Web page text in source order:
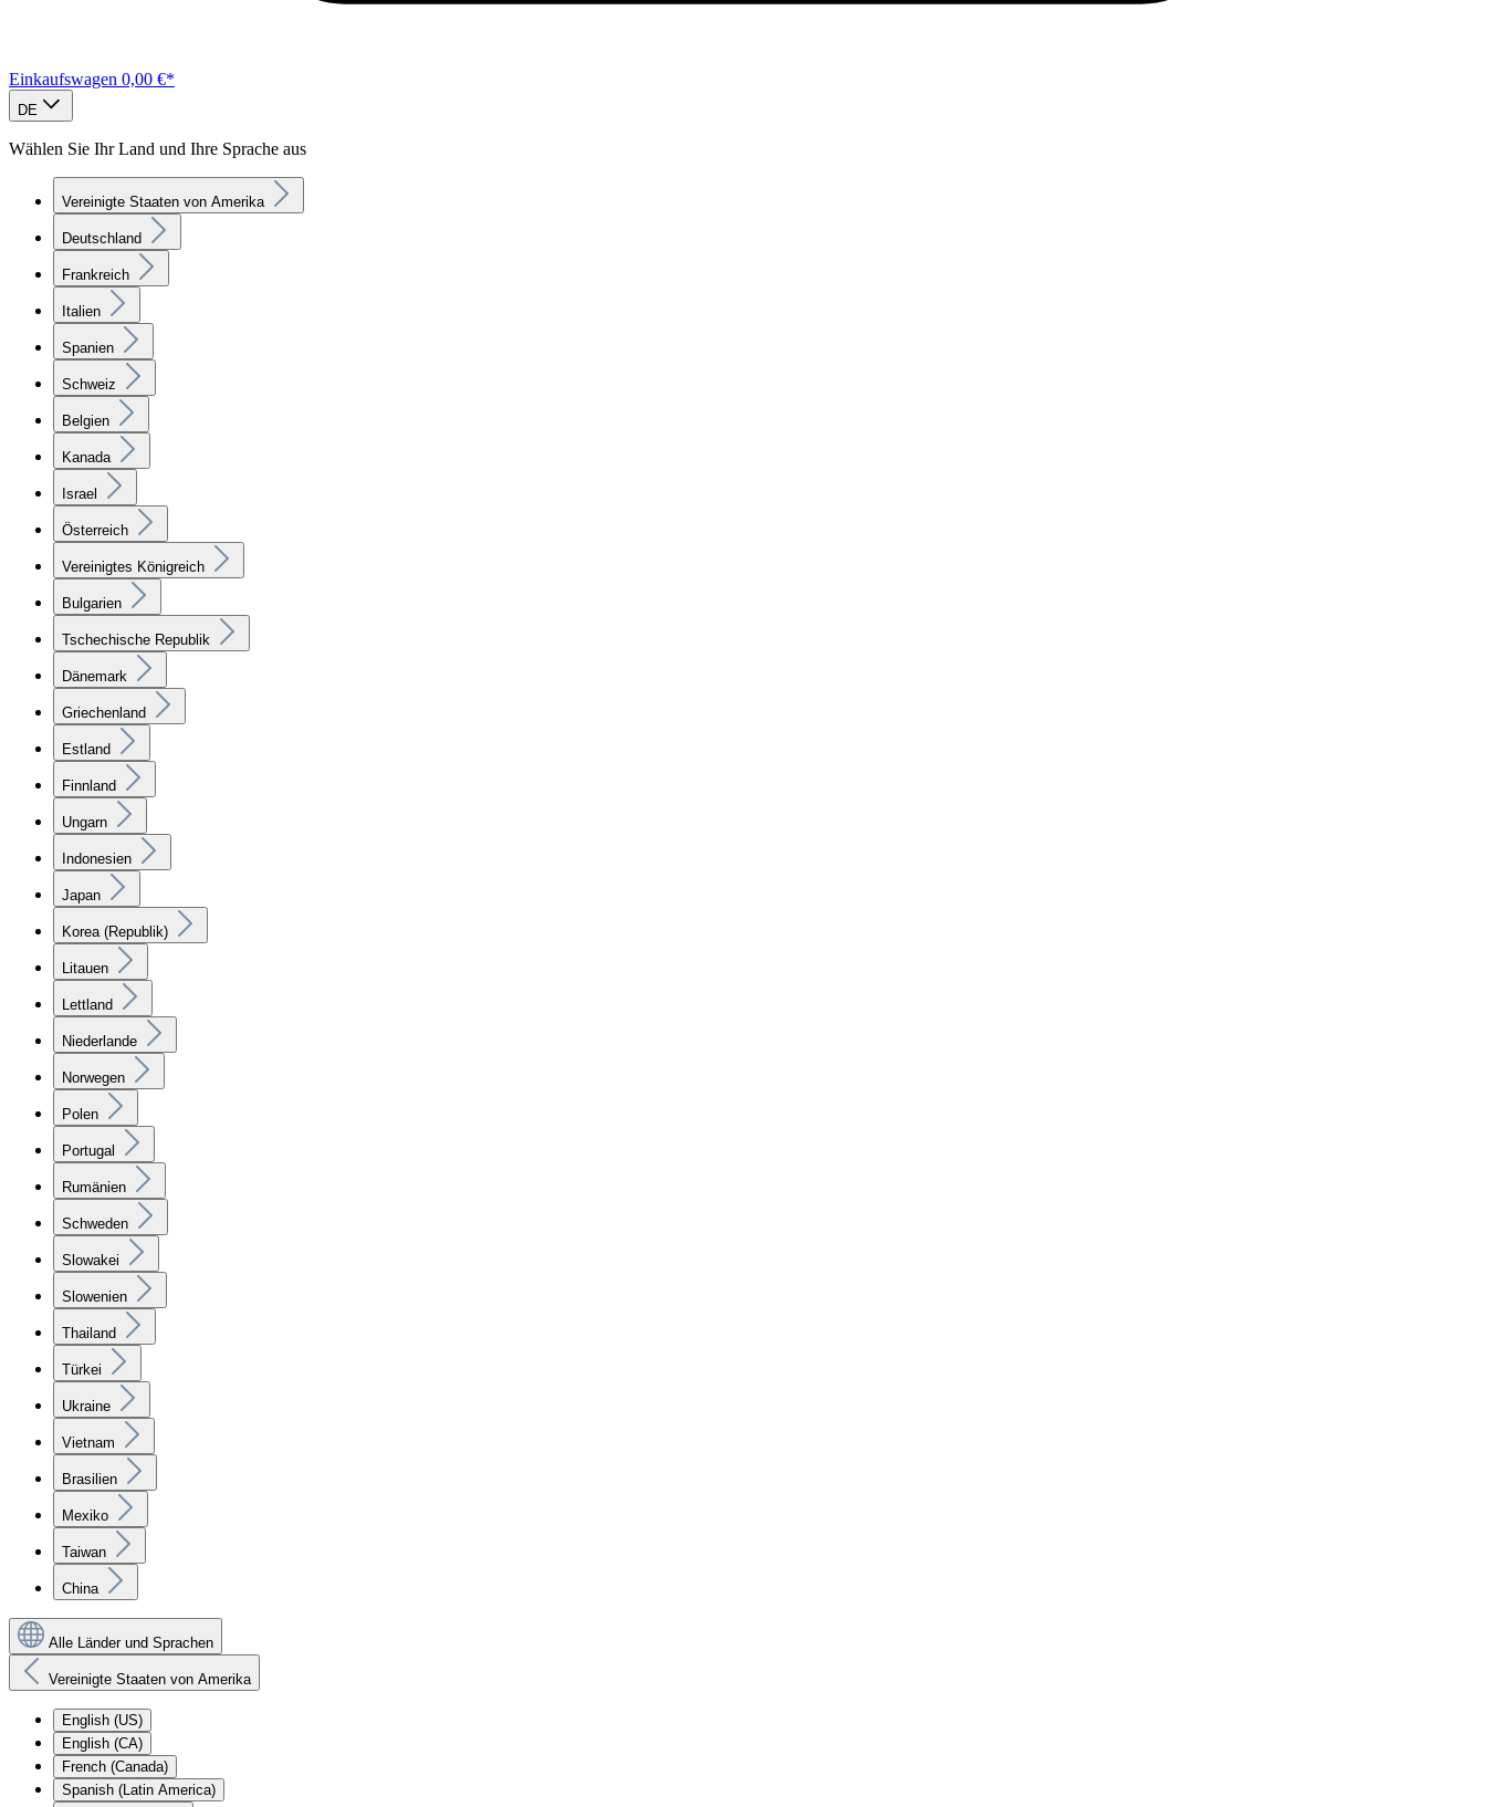
Einkaufswagen 0,00 €*
DE
Wählen Sie Ihr Land und Ihre Sprache aus
Vereinigte Staaten von Amerika
Deutschland
Frankreich
Italien
Spanien
Schweiz
Belgien
Kanada
Israel
Österreich
Vereinigtes Königreich
Bulgarien
Tschechische Republik
Dänemark
Griechenland
Estland
Finnland
Ungarn
Indonesien
Japan
Korea (Republik)
Litauen
Lettland
Niederlande
Norwegen
Polen
Portugal
Rumänien
Schweden
Slowakei
Slowenien
Thailand
Türkei
Ukraine
Vietnam
Brasilien
Mexiko
Taiwan
China
Alle Länder und Sprachen
Vereinigte Staaten von Amerika
English (US)
English (CA)
French (Canada)
Spanish (Latin America)